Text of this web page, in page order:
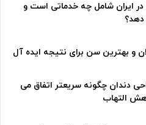
ایران شامل چه خدماتی است و
دهد؟
و بهترین سن برای نتیجه ایده آل
دندان چگونه سریعتر اتفاق می
التهاب